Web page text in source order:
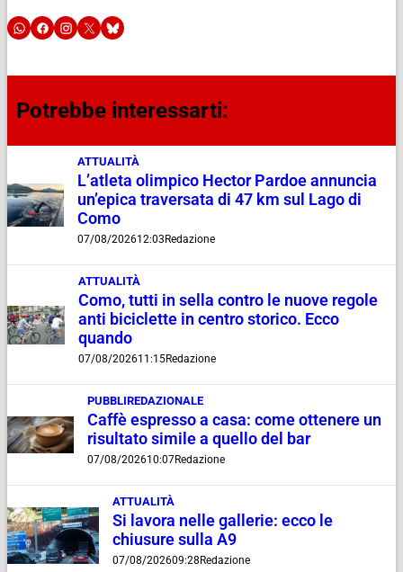
Potrebbe interessarti:
ATTUALITÀ
L’atleta olimpico Hector Pardoe annuncia
un’epica traversata di 47 km sul Lago di
Como
07/08/202612:03 Redazione
ATTUALITÀ
Como, tutti in sella contro le nuove regole
anti biciclette in centro storico. Ecco
quando
07/08/202611:15Redazione
PUBBLIREDAZIONALE
Caffè espresso a casa: come ottenere un
risultato simile a quello del bar
07/08/202610:07Redazione
ATTUALITÀ
Si lavora nelle gallerie: ecco le
chiusure sulla A9
07/08/202609:28 Redazione